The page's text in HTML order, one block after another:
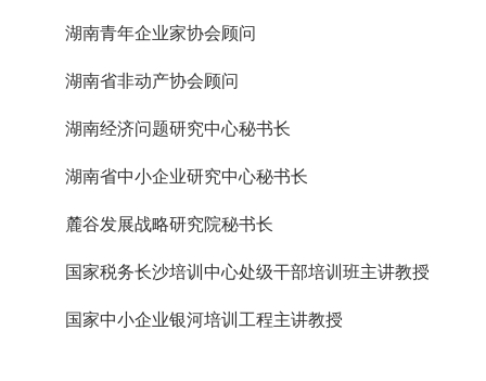
湖南青年企业家协会顾问
湖南省非动产协会顾问
湖南经济问题研究中心秘书长
湖南省中小企业研究中心秘书长
麓谷发展战略研究院秘书长
国家税务长沙培训中心处级干部培训班主讲教授
国家中小企业银河培训工程主讲教授